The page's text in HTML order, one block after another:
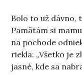
Bolo to už dávno,
Pamätám si
na pochode
riekla: „Všetko je
jasné, kde sa